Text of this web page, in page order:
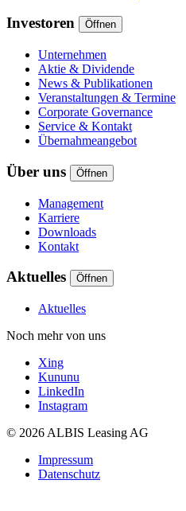
Investoren Öffnen
Unternehmen
Aktie & Dividende
News & Publikationen
Veranstaltungen & Termine
Corporate Governance
Service & Kontakt
Übernahmeangebot
Über uns Öffnen
Management
Karriere
Downloads
Kontakt
Aktuelles Öffnen
Aktuelles
Noch mehr von uns
Xing
Kununu
LinkedIn
Instagram
© 2026 ALBIS Leasing AG
Impressum
Datenschutz